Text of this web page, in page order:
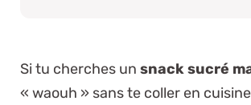
Si tu cherches un snack sucré
« waouh » sans te coller en